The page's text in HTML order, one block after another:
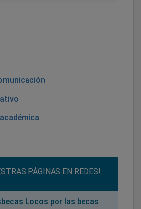
PÁGINAS EN REDES!
Locos por las becas